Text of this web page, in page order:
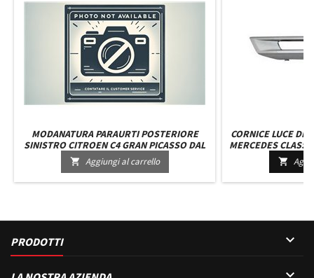
MODANATURA PARAURTI POSTERIORE
SINISTRO CITROEN C4 GRAN PICASSO DAL
2006 A SEGUIRE
 Aggiungi al carrello
CORNICE LUCE
MERCEDES

PRODOTTI 